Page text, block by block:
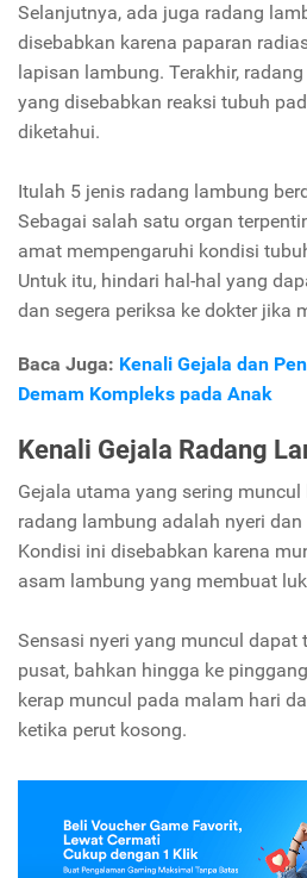
Selanjutnya, ada juga radang
disebabkan karena paparan
lapisan lambung. Terakhir,
yang disebabkan reaksi tubuh
diketahui.
Itulah 5 jenis radang lambung
Sebagai salah satu organ
amat mempengaruhi kondisi
Untuk itu, hindari hal-hal yang
dan segera periksa ke dokter jika
Baca Juga: Kenali Gejala dan
Demam Kompleks pada Anak
Kenali Gejala Radang
Gejala utama yang sering
radang lambung adalah nyeri
Kondisi ini disebabkan karena
asam lambung yang membuat
Sensasi nyeri yang muncul dapat
pusat, bahkan hingga ke
kerap muncul pada malam hari
ketika perut kosong.